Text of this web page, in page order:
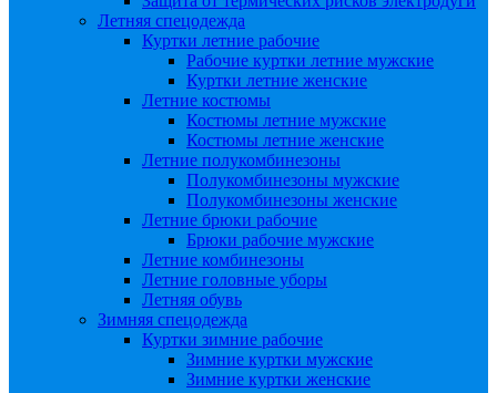
Летняя спецодежда
Куртки летние рабочие
Рабочие куртки летние мужские
Куртки летние женские
Летние костюмы
Костюмы летние мужские
Костюмы летние женские
Летние полукомбинезоны
Полукомбинезоны мужские
Полукомбинезоны женские
Летние брюки рабочие
Брюки рабочие мужские
Летние комбинезоны
Летние головные уборы
Летняя обувь
Зимняя спецодежда
Куртки зимние рабочие
Зимние куртки мужские
Зимние куртки женские